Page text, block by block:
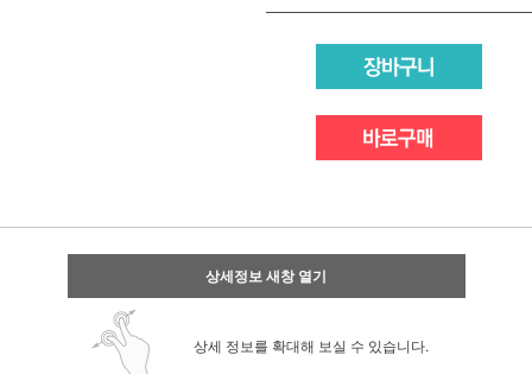
상세정보 새창 열기
상세 정보를 확대해 보실 수 있습니다.